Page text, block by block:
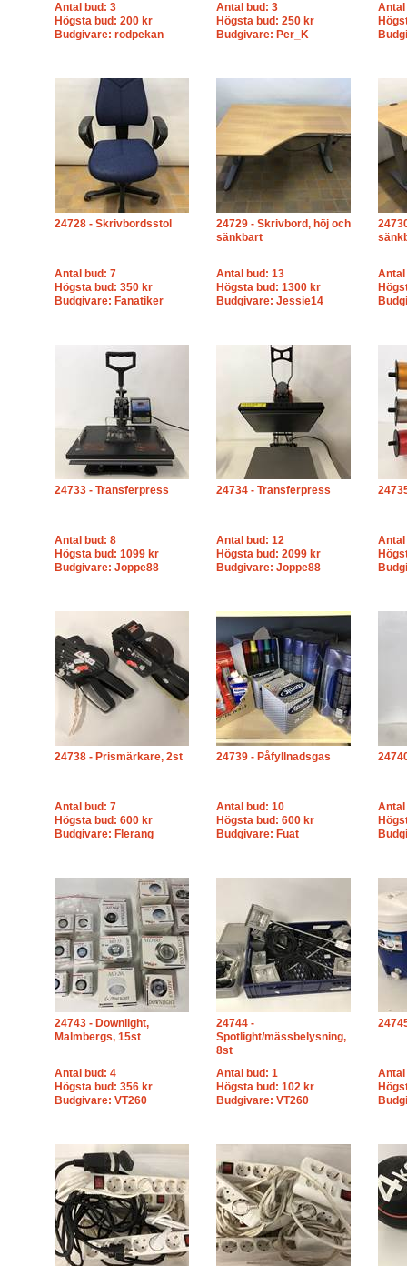
Antal bud: 3
Högsta bud: 200 kr
Budgivare: rodpekan
Antal bud: 3
Högsta bud: 250 kr
Budgivare: Per_K
Antal
24728 - Skrivbordsstol
Antal bud: 7
Högsta bud: 350 kr
Budgivare: Fanatiker
24729 - Skrivbord, höj och
sänkbart
Antal bud: 13
Högsta bud: 1300 kr
Budgivare: Jessie14
Antal
24733 - Transferpress
Antal bud: 8
Högsta bud: 1099 kr
Budgivare: Joppe88
24734 - Transferpress
Antal bud: 12
Högsta bud: 2099 kr
Budgivare: Joppe88
Antal
24738 - Prismärkare, 2st
Antal bud: 7
Högsta bud: 600 kr
Budgivare: Flerang
24739 - Påfyllnadsgas
Antal bud: 10
Högsta bud: 600 kr
Budgivare: Fuat
Antal
24743 - Downlight,
Malmbergs, 15st
Antal bud: 4
Högsta bud: 356 kr
Budgivare: VT260
24744 -
Spotlight/mässbelysning,
8st
Antal bud: 1
Högsta bud: 102 kr
Budgivare: VT260
Antal